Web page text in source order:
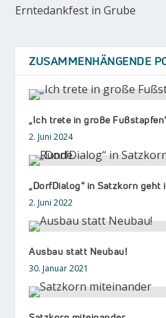
Erntedankfest in Grube
ZUSAMMENHÄNGENDE
„Ich trete in große
2. Juni 2024
„DorfDialog“ in Satzkorn geht
2. Juni 2022
Ausbau statt Neubau!
30. Januar 2021